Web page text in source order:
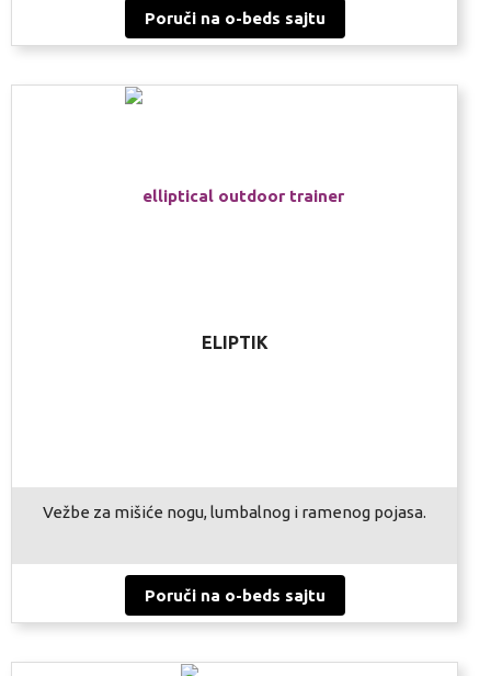
Poruči na o-beds sajtu
ELIPTIK
Vežbe za mišiće nogu, lumbalnog i ramenog pojasa.
Poruči na o-beds sajtu